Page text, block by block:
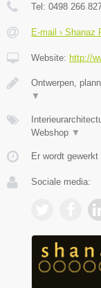
Tel: 0498 266
E-mail › Shanaz
Website: http://
Ontwerpen,
▼
Webshop ▼
Er wordt gewerkt
Sociale media: